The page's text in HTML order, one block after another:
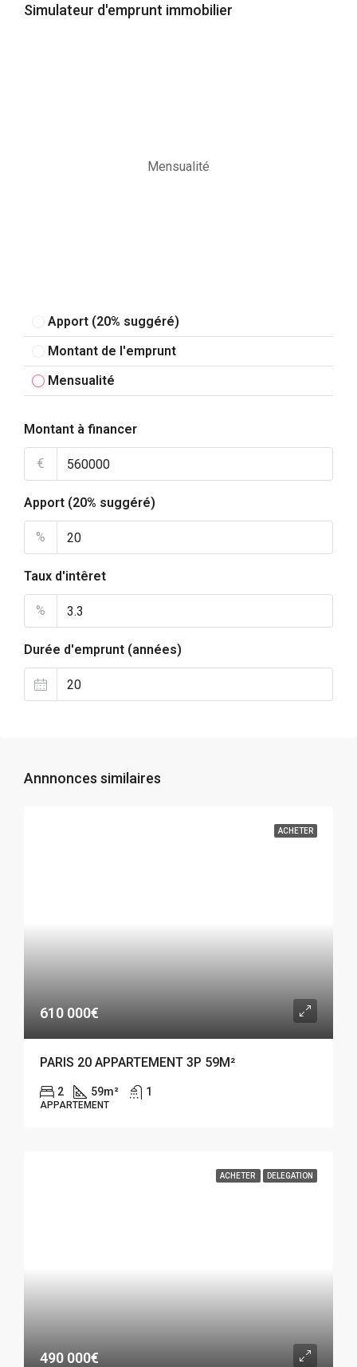
Simulateur d'emprunt immobilier
Mensualité
Apport (20% suggéré)
Montant de l'emprunt
Mensualité
Montant à financer
€
Apport (20% suggéré)
%
Taux d'intêret
%
Durée d'emprunt (années)
Annnonces similaires
ACHETER
610 000€
PARIS 20 APPARTEMENT 3P 59M²
2 59m² 1
APPARTEMENT
ACHETER DELEGATION
490 000€